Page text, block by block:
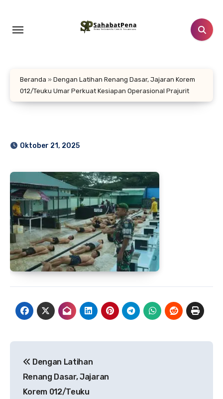
konten
Beranda » Dengan Latihan Renang Dasar, Jajaran Korem
012/Teuku Umar Perkuat Kesiapan Operasional Prajurit
Oktober 21, 2025
pos
Dengan Latihan
Renang Dasar, Jajaran
Korem 012/Teuku